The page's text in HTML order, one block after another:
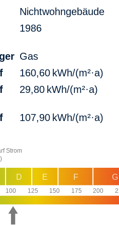
Nichtwohngebäude
1986
Gas
160,60 kWh/(m²·a)
29,80 kWh/(m²·a)
107,90 kWh/(m²·a)
100 125 150 175 200
G
F
E
D
Strom